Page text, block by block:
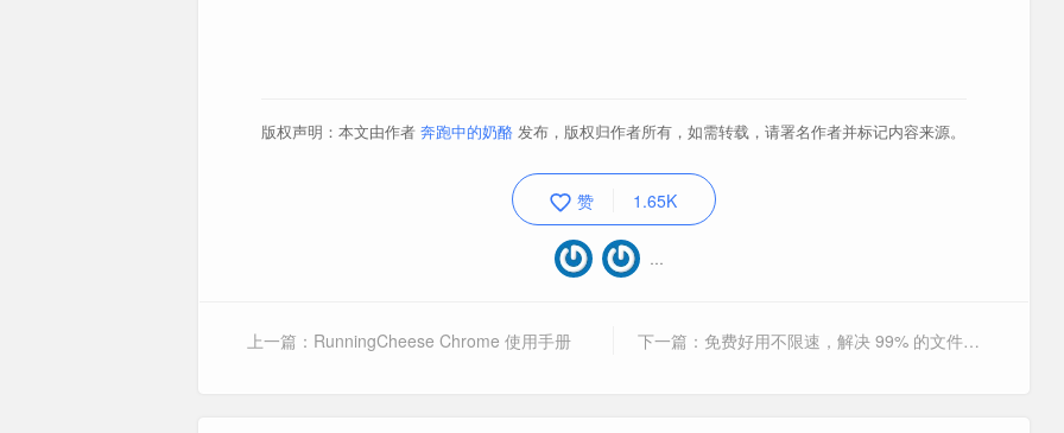
自带扩展
沉浸式翻译 网页翻译，可能是目前最好用的网页翻译工具。《 文章》[配置
about:config
通过 UC 脚本来增加一些新的打开方式。
about:config
通过 UC 脚本来增加一些新的打开方式。
版权声明：本文由作者 奔跑中的奶酪 发布，版权归作者所有，如需转载，请署名作者并标记内容来源。
赞 1.65K
上一篇：RunningCheese Chrome 使用手册 下一篇：免费好用不限速，解决 99% 的文件分享问题